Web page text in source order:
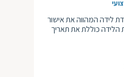
לידה המהווה את אישור
כוללת את תאריך